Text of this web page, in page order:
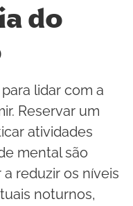
do
lidar com a
Reservar um
atividades
mental são
reduzir os níveis
noturnos,